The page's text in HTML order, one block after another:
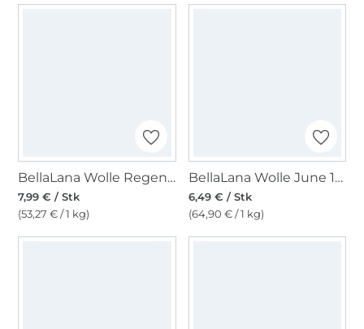
BellaLana Wolle Regenbogen 150gr. , beige-petrol
7,99 € / Stk
(53,27 € / 1 kg)
BellaLana Wolle June 100gr. , grau-lila
6,49 € / Stk
(64,90 € / 1 kg)